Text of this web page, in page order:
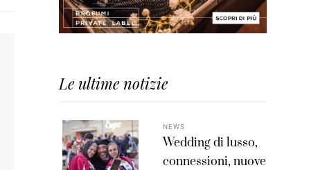
Le ultime notizie
NEWS
Wedding di lusso,
connessioni, nuove